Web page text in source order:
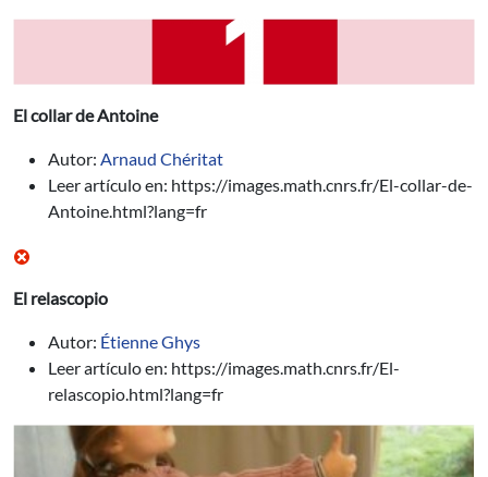
El collar de Antoine
Autor: Arnaud Chéritat
Leer artículo en: https://images.math.cnrs.fr/El-collar-de-
Antoine.html?lang=fr
El relascopio
Autor: Étienne Ghys
Leer artículo en: https://images.math.cnrs.fr/El-
relascopio.html?lang=fr